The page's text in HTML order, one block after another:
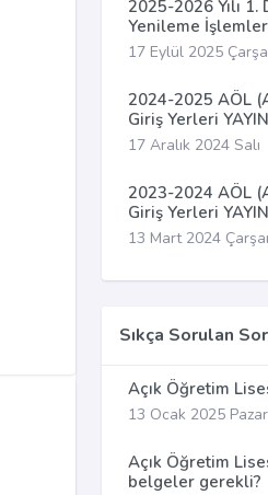
2025-2026 Yılı 1.
Yenileme
17 Eylül 2025
2024-2025 AÖL
Giriş Yerleri
17 Aralık 2024 Salı
2023-2024 AÖL
Giriş Yerleri
13 Mart 2024
Sıkça Sorulan
Açık Öğretim
13 Ocak 2025
Açık Öğretim
belgeler gerekli?